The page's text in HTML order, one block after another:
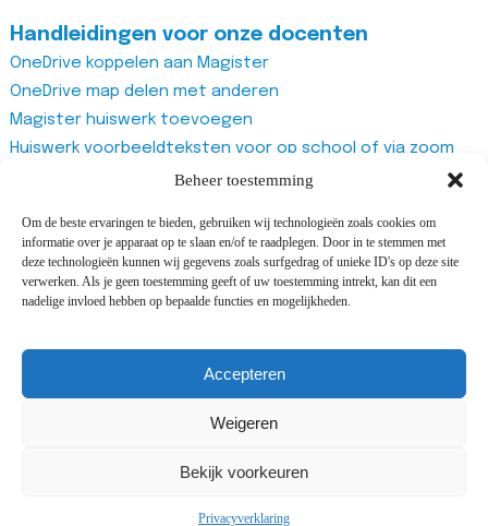
Beheer toestemming
Om de beste ervaringen te bieden, gebruiken wij technologieën zoals cookies om
informatie over je apparaat op te slaan en/of te raadplegen. Door in te stemmen met
deze technologieën kunnen wij gegevens zoals surfgedrag of unieke ID's op deze site
verwerken. Als je geen toestemming geeft of uw toestemming intrekt, kan dit een
nadelige invloed hebben op bepaalde functies en mogelijkheden.
Accepteren
Weigeren
Bekijk voorkeuren
Privacyverklaring
Handleidingen voor onze docenten
OneDrive koppelen aan Magister
OneDrive map delen met anderen
Magister huiswerk toevoegen
Huiswerk voorbeeldteksten voor op school of via zoom
Magister studiewijzers
Magister docentenhandleiding algemeen
Zoom account aanmaken
Zoom recurring meeting aanmaken
Vragenlijst van Office365 Forms gebruiken
©2025 All rights reserved Adriaan Roland Holstschool |
Design and development by
Cijs&Co